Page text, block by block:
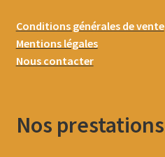
Conditions générales de vente
Mentions légales
Nous contacter
Nos prestations